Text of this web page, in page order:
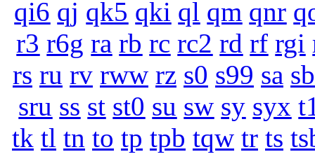
qi6 qj qk5 qki ql qm qnr
r3 r6g ra rb rc rc2 rd rf rgi
rs ru rv rww rz s0 s99 sa sb
sru ss st st0 su sw sy syx
tk tl tn to tp tpb tqw tr ts